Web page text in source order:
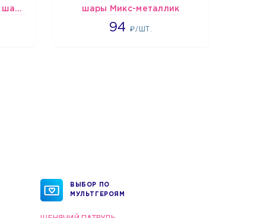
шары Клоун в колпаке с шариком шары Микс-металлик
94₽/ШТ.
1697
ВЫБОР ПО
МУЛЬТГЕРОЯМ